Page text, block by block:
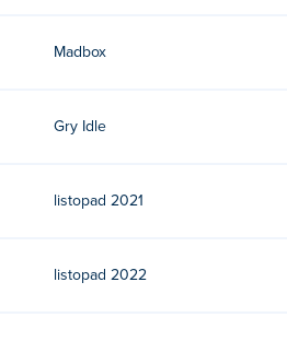
Madbox
Gry Idle
listopad 2021
listopad 2022